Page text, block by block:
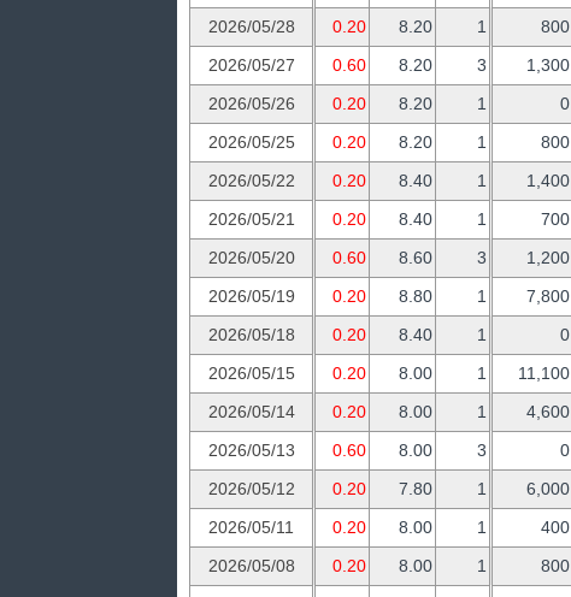
2026/05/28
0.20 8.20 1 800
2026/05/27
0.60 8.20 3 1,300
2026/05/26
0.20 8.20 1 0
2026/05/25
0.20 8.20 1 800
2026/05/22
0.20 8.40 1 1,400
2026/05/21
0.20 8.40 1 700
2026/05/20
0.60 8.60 3 1,200
2026/05/19
0.20 8.80 1 7,800
2026/05/18
0.20 8.40 1 0
2026/05/15
0.20 8.00 1 11,100
2026/05/14
0.20 8.00 1 4,600
2026/05/13
0.60 8.00 3 0
2026/05/12
0.20 7.80 1 6,000
2026/05/11
0.20 8.00 1 400
2026/05/08
0.20 8.00 1 800